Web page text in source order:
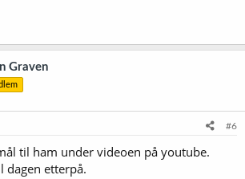
Graven
#6
til ham under videoen på youtube.
dagen etterpå.